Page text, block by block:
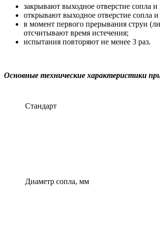
закрывают выходное отверстие сопла
открывают выходное отверстие сопла
в момент первого прерывания струи
отсчитывают время истечения;
испытания повторяют не менее 3 раз.
Основные технические характеристики
Стандарт
Диаметр сопла, мм